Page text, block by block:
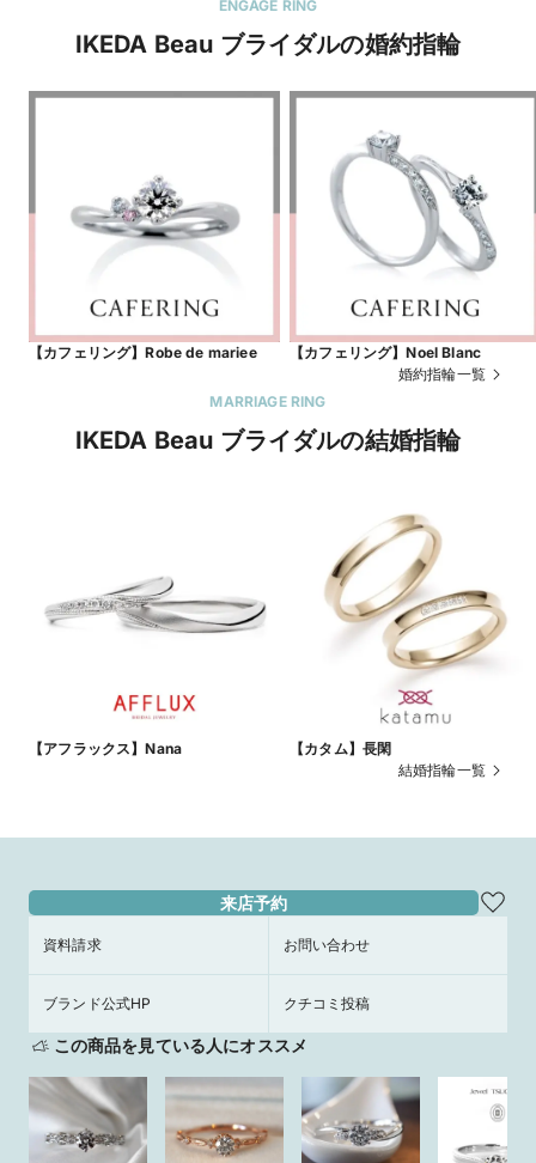
ENGAGE RING
IKEDA Beau ブライダルの婚約指輪
【カフェリング】Robe de mariee
【カフェリング】Noel Blanc
婚約指輪一覧
MARRIAGE RING
IKEDA Beau ブライダルの結婚指輪
【アフラックス】Nana
【カタム】長閑
結婚指輪一覧
来店予約
資料請求 お問い合わせ
ブランド公式HP クチコミ投稿
この商品を見ている人にオススメ